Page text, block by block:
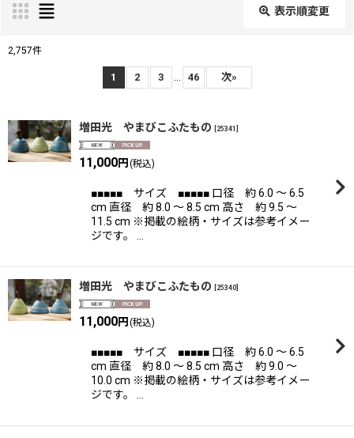
表示順変更
在庫あり
並び順:
絞り込む
2,757件
1 2 3 ... 46 次»
増田光 やまびこふたもの 25341
11,000円 (税込)
■■■■■ サイズ ■■■■■ 口径 約 6.0 〜 6.5
cm 直径 約 8.0 〜 8.5 cm 高さ 約 9.5 〜
11.5 cm ※掲載の絵柄・サイズは参考イメー
ジです。 …
増田光 やまびこふたもの 25340
11,000円 (税込)
■■■■■ サイズ ■■■■■ 口径 約 6.0 〜 6.5
cm 直径 約 8.0 〜 8.5 cm 高さ 約 9.0 〜
10.0 cm ※掲載の絵柄・サイズは参考イメー
ジです。 …